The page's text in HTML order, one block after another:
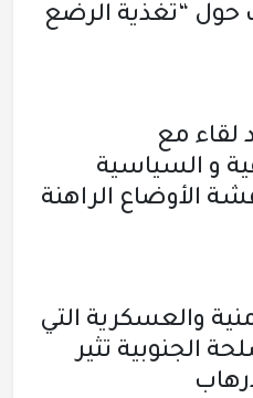
حول “تغذية الرضع
لقاء مع
و السياسية
الأوضاع الراهنة
والعسكرية التي
الجنوبية تثير